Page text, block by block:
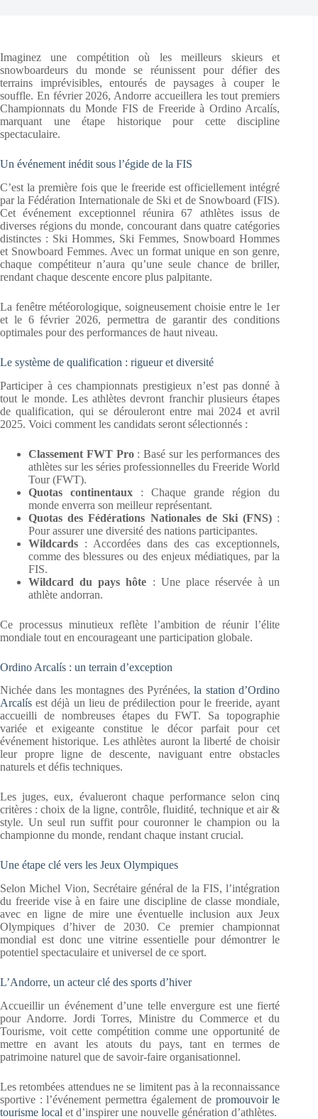
Imaginez une compétition où les meilleurs skieurs et
snowboardeurs du monde se réunissent pour défier des
terrains imprévisibles, entourés de paysages à couper le
souffle. En février 2026, Andorre accueillera les tout premiers
Championnats du Monde FIS de Freeride à Ordino Arcalís,
marquant une étape historique pour cette discipline
spectaculaire.
Un événement inédit sous l’égide de la FIS
C’est la première fois que le freeride est officiellement intégré
par la Fédération Internationale de Ski et de Snowboard (FIS).
Cet événement exceptionnel réunira 67 athlètes issus de
diverses régions du monde, concourant dans quatre catégories
distinctes : Ski Hommes, Ski Femmes, Snowboard Hommes
et Snowboard Femmes. Avec un format unique en son genre,
chaque compétiteur n’aura qu’une seule chance de briller,
rendant chaque descente encore plus palpitante.
La fenêtre météorologique, soigneusement choisie entre le 1er
et le 6 février 2026, permettra de garantir des conditions
optimales pour des performances de haut niveau.
Le système de qualification : rigueur et diversité
Participer à ces championnats prestigieux n’est pas donné à
tout le monde. Les athlètes devront franchir plusieurs étapes
de qualification, qui se dérouleront entre mai 2024 et avril
2025. Voici comment les candidats seront sélectionnés :
Classement FWT Pro: Basé sur les performances des
athlètes sur les séries professionnelles du Freeride World
Tour (FWT).
Quotas continentaux : Chaque grande région du
monde enverra son meilleur représentant.
Quotas des Fédérations Nationales de Ski (FNS) :
Pour assurer une diversité des nations participantes.
Wildcards : Accordées dans des cas exceptionnels,
comme des blessures ou des enjeux médiatiques, par la
FIS.
Wildcard du pays hôte : Une place réservée à un
athlète andorran.
Ce processus minutieux reflète l’ambition de réunir l’élite
mondiale tout en encourageant une participation globale.
Ordino Arcalís : un terrain d’exception
Nichée dans les montagnes des Pyrénées,la station d’Ordino
Arcalís est déjà un lieu de prédilection pour le freeride, ayant
accueilli de nombreuses étapes du FWT. Sa topographie
variée et exigeante constitue le décor parfait pour cet
événement historique. Les athlètes auront la liberté de choisir
leur propre ligne de descente, naviguant entre obstacles
naturels et défis techniques.
Les juges, eux, évalueront chaque performance selon cinq
critères : choix de la ligne, contrôle, fluidité, technique et air &
style. Un seul run suffit pour couronner le champion ou la
championne du monde, rendant chaque instant crucial.
Une étape clé vers les Jeux Olympiques
Selon Michel Vion, Secrétaire général de la FIS, l’intégration
du freeride vise à en faire une discipline de classe mondiale,
avec en ligne de mire une éventuelle inclusion aux Jeux
Olympiques d’hiver de 2030. Ce premier championnat
mondial est donc une vitrine essentielle pour démontrer le
potentiel spectaculaire et universel de ce sport.
L’Andorre, un acteur clé des sports d’hiver
Accueillir un événement d’une telle envergure est une fierté
pour Andorre. Jordi Torres, Ministre du Commerce et du
Tourisme, voit cette compétition comme une opportunité de
mettre en avant les atouts du pays, tant en termes de
patrimoine naturel que de savoir-faire organisationnel.
Les retombées attendues ne se limitent pas à la reconnaissance
sportive : l’événement permettra également de promouvoir le
tourisme local et d’inspirer une nouvelle génération d’athlètes.